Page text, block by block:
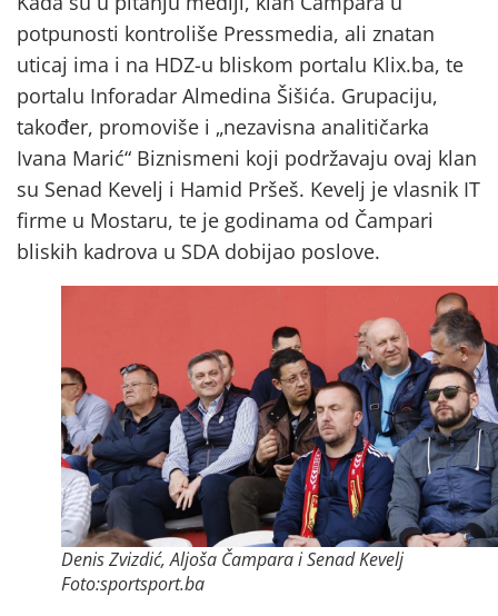
potpunosti kontroliše Pressmedia, ali znatan
uticaj ima i na HDZ-u bliskom portalu Klix.ba, te
portalu Inforadar Almedina Šišića. Grupaciju,
također, promoviše i „nezavisna analitičarka
Ivana Marić“ Biznismeni koji podržavaju ovaj klan
su Senad Kevelj i Hamid Pršeš. Kevelj je vlasnik IT
firme u Mostaru, te je godinama od Čampari
bliskih kadrova u SDA dobijao poslove.
Denis Zvizdić, Aljoša Čampara i Senad Kevelj
Foto:sportsport.ba